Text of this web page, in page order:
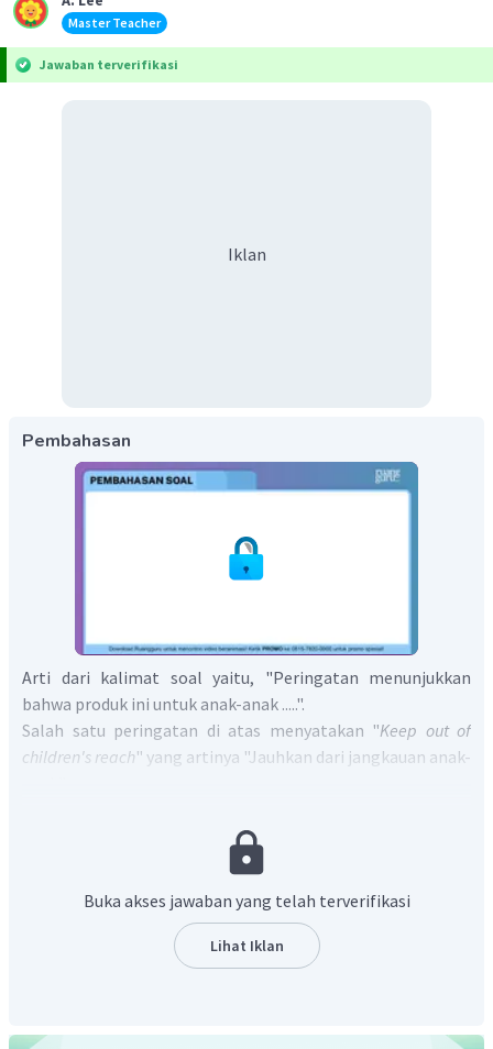
Master Teacher
Jawaban terverifikasi
Iklan
Pembahasan
Arti dari kalimat soal yaitu, "Peringatan menunjukkan
bahwa produk ini untuk anak-anak .....".
Salah satu peringatan di atas menyatakan "Keep out of
children's reach" yang artinya "Jauhkan dari jangkauan anak-
bahwa produk di atas berbahaya (
Buka akses jawaban yang telah terverifikasi
Lihat Iklan